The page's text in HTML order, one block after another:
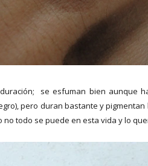
se esfuman bien aunque
pero duran bastante y
todo se puede en esta vida y lo